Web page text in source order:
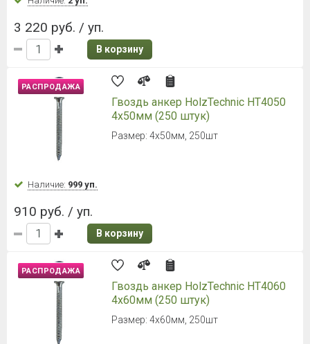
3 220 руб. / уп.
В корзину
РАСПРОДАЖА
Гвоздь анкер HolzTechnic HT4050
4х50мм (250 штук)
Размер: 4х50мм, 250шт
Наличие: 999 уп.
910 руб. / уп.
В корзину
РАСПРОДАЖА
Гвоздь анкер HolzTechnic HT4060
4х60мм (250 штук)
Размер: 4х60мм, 250шт